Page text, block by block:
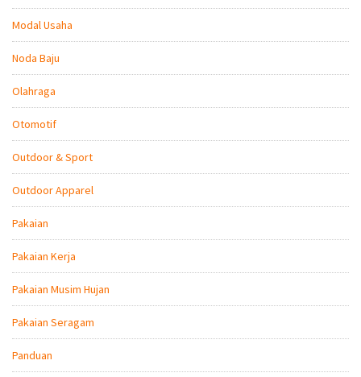
Modal Usaha
Noda Baju
Olahraga
Otomotif
Outdoor & Sport
Outdoor Apparel
Pakaian
Pakaian Kerja
Pakaian Musim Hujan
Pakaian Seragam
Panduan